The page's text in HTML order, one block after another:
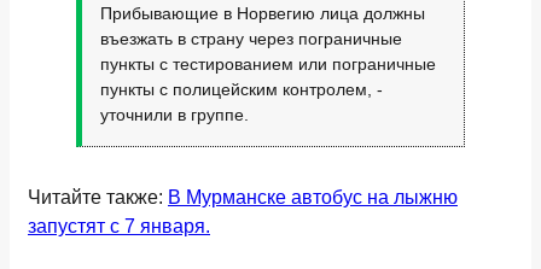
Прибывающие в Норвегию лица должны
въезжать в страну через пограничные
пункты с тестированием или пограничные
пункты с полицейским контролем, -
уточнили в группе.
Читайте также: В Мурманске автобус на лыжню
запустят с 7 января.